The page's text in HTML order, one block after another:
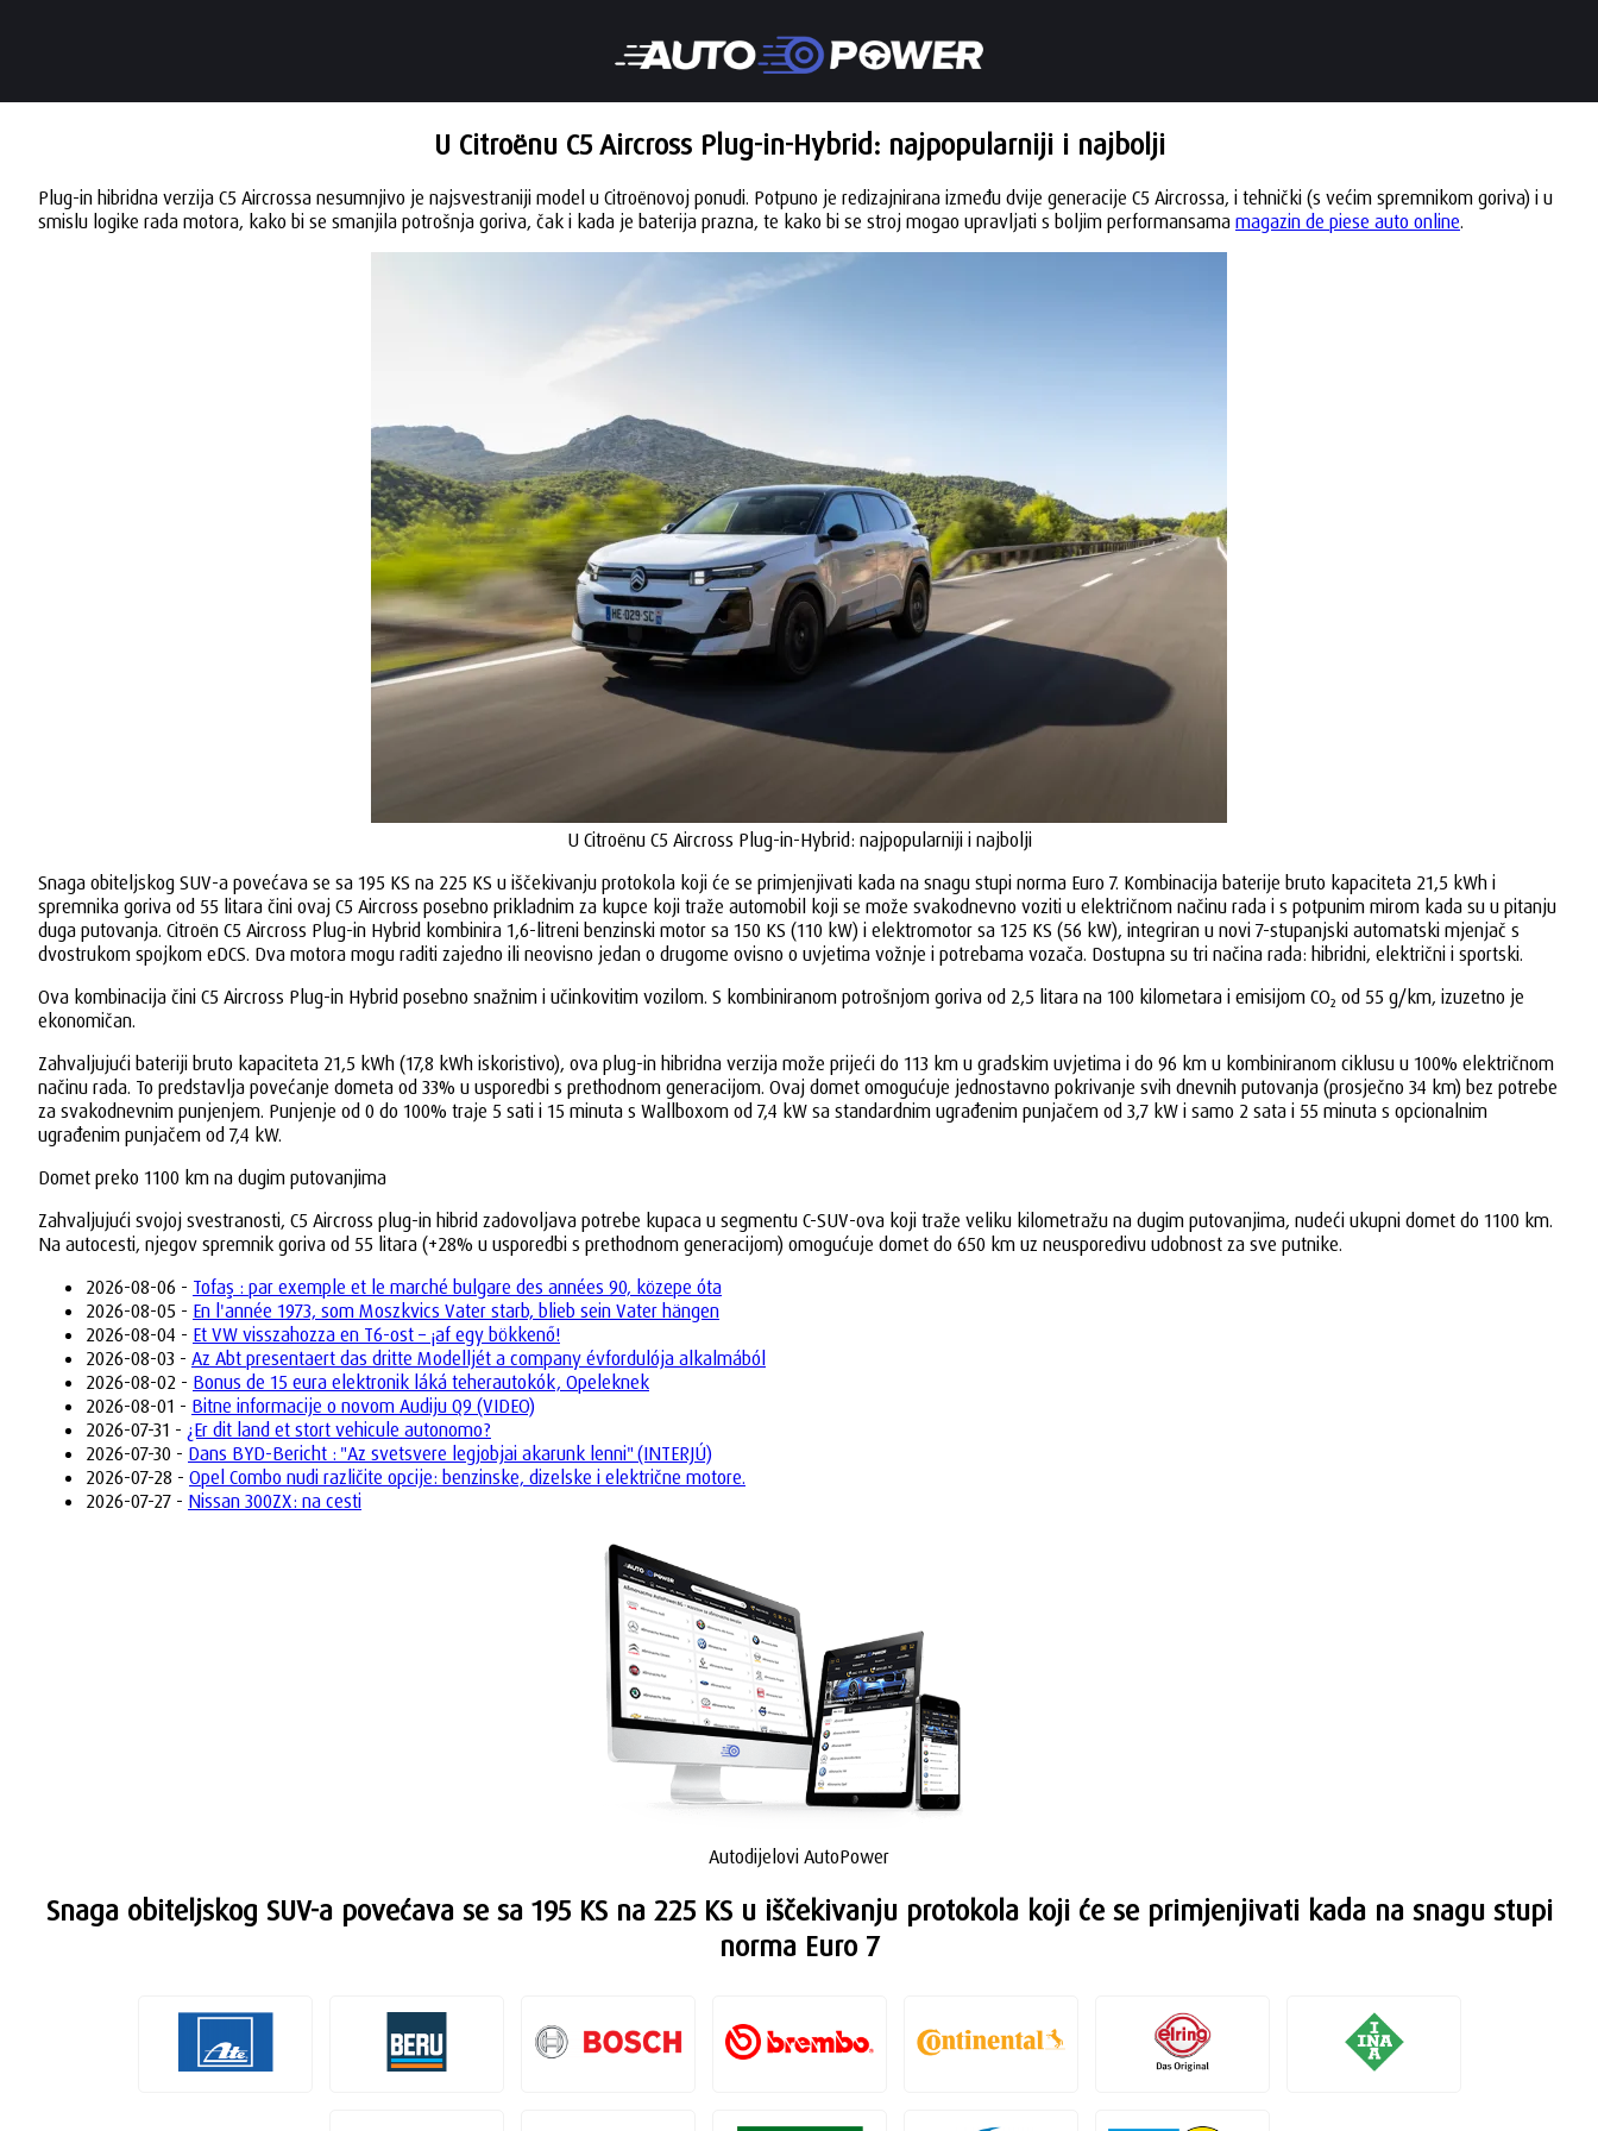
U Citroënu C5 Aircross Plug-in-Hybrid: najpopularniji i najbolji
Plug-in hibridna verzija C5 Aircrossa nesumnjivo je najsvestraniji model u Citroënovoj ponudi. Potpuno je redizajnirana između dvije generacije C5 Aircrossa, i tehnički (s većim spremnikom goriva) i u
smislu logike rada motora, kako bi se smanjila potrošnja goriva, čak i kada je baterija prazna, te kako bi se stroj mogao upravljati s boljim performansama magazin de piese auto online.
U Citroënu C5 Aircross Plug-in-Hybrid: najpopularniji i najbolji
Snaga obiteljskog SUV-a povećava se sa 195 KS na 225 KS u iščekivanju protokola koji će se primjenjivati kada na snagu stupi norma Euro 7. Kombinacija baterije bruto kapaciteta 21,5 kWh i
spremnika goriva od 55 litara čini ovaj C5 Aircross posebno prikladnim za kupce koji traže automobil koji se može svakodnevno voziti u električnom načinu rada i s potpunim mirom kada su u pitanju
duga putovanja. Citroën C5 Aircross Plug-in Hybrid kombinira 1,6-litreni benzinski motor sa 150 KS (110 kW) i elektromotor sa 125 KS (56 kW), integriran u novi 7-stupanjski automatski mjenjač s
dvostrukom spojkom eDCS. Dva motora mogu raditi zajedno ili neovisno jedan o drugome ovisno o uvjetima vožnje i potrebama vozača. Dostupna su tri načina rada: hibridni, električni i sportski.
Ova kombinacija čini C5 Aircross Plug-in Hybrid posebno snažnim i učinkovitim vozilom. S kombiniranom potrošnjom goriva od 2,5 litara na 100 kilometara i emisijom CO₂ od 55 g/km, izuzetno je
ekonomičan.
Zahvaljujući bateriji bruto kapaciteta 21,5 kWh (17,8 kWh iskoristivo), ova plug-in hibridna verzija može prijeći do 113 km u gradskim uvjetima i do 96 km u kombiniranom ciklusu u 100% električnom
načinu rada. To predstavlja povećanje dometa od 33% u usporedbi s prethodnom generacijom. Ovaj domet omogućuje jednostavno pokrivanje svih dnevnih putovanja (prosječno 34 km) bez potrebe
za svakodnevnim punjenjem. Punjenje od 0 do 100% traje 5 sati i 15 minuta s Wallboxom od 7,4 kW sa standardnim ugrađenim punjačem od 3,7 kW i samo 2 sata i 55 minuta s opcionalnim
ugrađenim punjačem od 7,4 kW.
Domet preko 1100 km na dugim putovanjima
Zahvaljujući svojoj svestranosti, C5 Aircross plug-in hibrid zadovoljava potrebe kupaca u segmentu C-SUV-ova koji traže veliku kilometražu na dugim putovanjima, nudeći ukupni domet do 1100 km.
Na autocesti, njegov spremnik goriva od 55 litara (+28% u usporedbi s prethodnom generacijom) omogućuje domet do 650 km uz neusporedivu udobnost za sve putnike.
2026-08-06 - Tofaş : par exemple et le marché bulgare des années 90, közepe óta
2026-08-05 - En l'année 1973, som Moszkvics Vater starb, blieb sein Vater hängen
2026-08-04 - Et VW visszahozza en T6-ost – ¡af egy bökkenő!
2026-08-03 - Az Abt presentaert das dritte Modelljét a company évfordulója alkalmából
2026-08-02 - Bonus de 15 eura elektronik láká teherautokók, Opeleknek
2026-08-01 - Bitne informacije o novom Audiju Q9 (VIDEO)
2026-07-31 - ¿Er dit land et stort vehicule autonomo?
2026-07-30 - Dans BYD-Bericht : "Az svetsvere legjobjai akarunk lenni" (INTERJÚ)
2026-07-28 - Opel Combo nudi različite opcije: benzinske, dizelske i električne motore.
2026-07-27 - Nissan 300ZX: na cesti
Autodijelovi AutoPower
Snaga obiteljskog SUV-a povećava se sa 195 KS na 225 KS u iščekivanju protokola koji će se primjenjivati kada na snagu stupi
norma Euro 7